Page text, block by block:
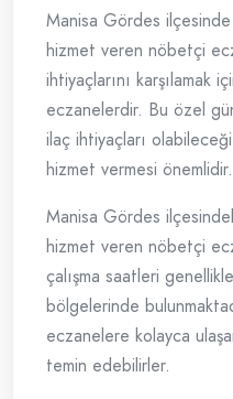
Manisa Gördes
hizmet veren nöbetçi
ihtiyaçlarını karşılamak
eczanelerdir. Bu özel
ilaç ihtiyaçları
hizmet vermesi önemlidir.
Manisa Gördes
hizmet veren nöbetçi
çalışma saatleri
bölgelerinde
eczanelere kolayca
temin edebilirler.